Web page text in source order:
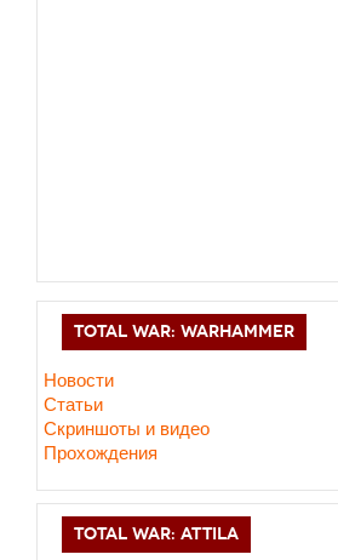
TOTAL WAR: WARHAMMER
Новости
Статьи
Скриншоты и видео
Прохождения
TOTAL WAR: ATTILA